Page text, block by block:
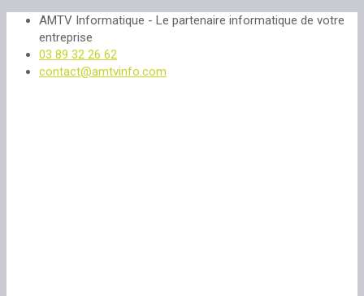
AMTV Informatique - Le partenaire informatique de votre
entreprise
03 89 32 26 62
contact@amtvinfo.com